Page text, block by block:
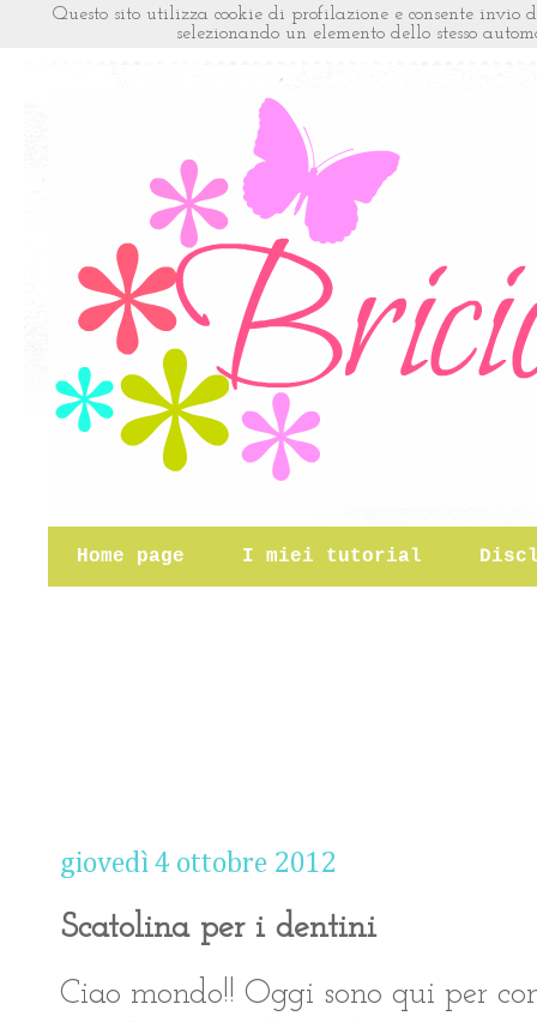
Home page I miei tutorial
giovedì 4 ottobre 2012
Scatolina per i dentini
Ciao mondo!! Oggi sono qui per
Questo sito utilizza cookie di profilazione e consente invio
selezionando un elemento dello stesso